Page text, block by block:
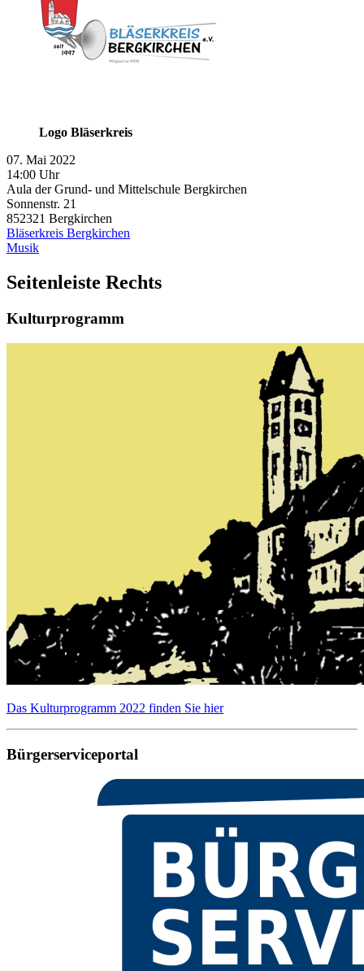
Logo Bläserkreis
07. Mai 2022
14:00 Uhr
Aula der Grund- und Mittelschule Bergkirchen
Sonnenstr. 21
852321 Bergkirchen
Bläserkreis Bergkirchen
Musik
Seitenleiste Rechts
Kulturprogramm
Das Kulturprogramm 2022 finden Sie hier
Bürgerserviceportal